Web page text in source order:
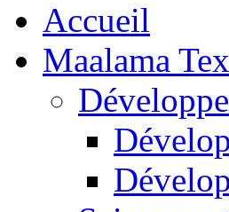
Accueil
Maalama